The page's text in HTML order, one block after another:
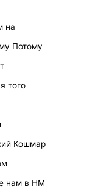
на
Потому
того
Кошмар
нам в НМ